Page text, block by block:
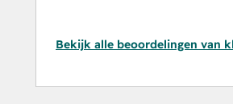
Bekijk alle beoordelingen van